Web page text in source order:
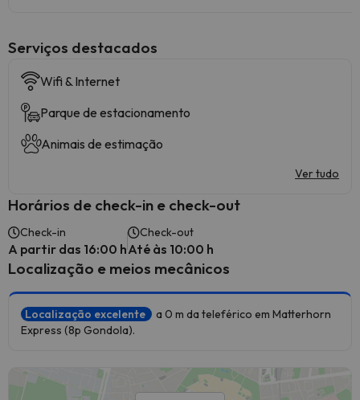
Serviços destacados
Wifi & Internet
Parque de estacionamento
Animais de estimação
Ver tudo
Horários de check-in e check-out
Check-in
A partir das 16:00 h
Check-out
Até às 10:00 h
Localização e meios mecânicos
Localização excelente
a 0 m da teleférico em Matterhorn
Express (8p Gondola).